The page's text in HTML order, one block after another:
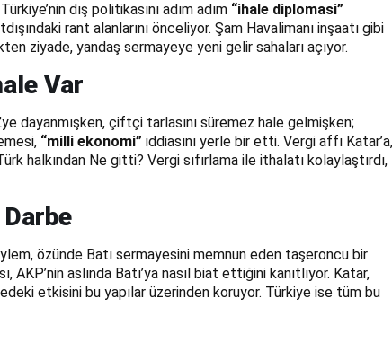
dış politikasını adım adım “ihale diplomasi”
rant alanlarını önceliyor. Şam Havalimanı inşaatı gibi
ziyade, yandaş sermayeye yeni gelir sahaları açıyor.
Var
dayanmışken, çiftçi tarlasını süremez hale gelmişken;
“milli ekonomi” iddiasını yerle bir etti. Vergi affı Katar’a,
halkından Ne gitti? Vergi sıfırlama ile ithalatı kolaylaştırdı,
özünde Batı sermayesini memnun eden taşeroncu bir
aslında Batı’ya nasıl biat ettiğini kanıtlıyor. Katar,
etkisini bu yapılar üzerinden koruyor. Türkiye ise tüm bu